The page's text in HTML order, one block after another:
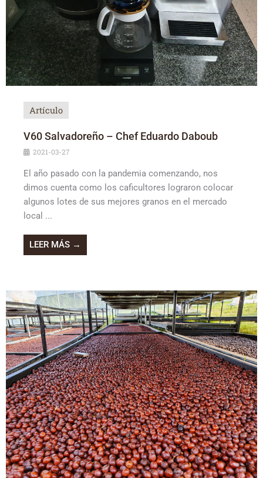
Artículo
V60 Salvadoreño – Chef Eduardo Daboub
2021-03-27
El año pasado con la pandemia comenzando, nos
dimos cuenta como los caficultores lograron colocar
algunos lotes de sus mejores granos en el mercado
local ...
LEER MÁS →